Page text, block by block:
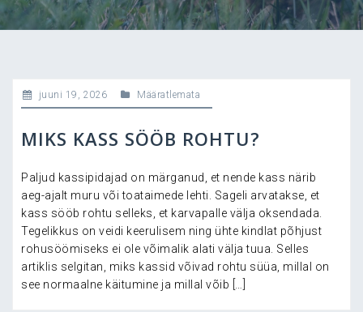
juuni 19, 2026 Määratlemata
MIKS KASS SÖÖB ROHTU?
Paljud kassipidajad on märganud, et nende kass närib
aeg-ajalt muru või toataimede lehti. Sageli arvatakse, et
kass sööb rohtu selleks, et karvapalle välja oksendada.
Tegelikkus on veidi keerulisem ning ühte kindlat põhjust
rohusöömiseks ei ole võimalik alati välja tuua. Selles
artiklis selgitan, miks kassid võivad rohtu süüa, millal on
see normaalne käitumine ja millal võib […]